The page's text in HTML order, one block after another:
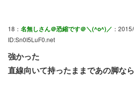
18： 名無しさん＠恐縮です＠＼(^o^)／ ：
ID:Sn0I5LuF0.net
強かった
直線向いて持ったままであの脚な